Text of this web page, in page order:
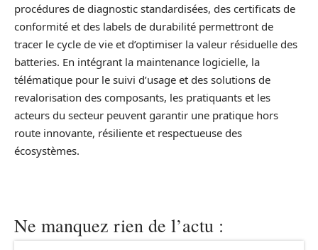
procédures de diagnostic standardisées, des certificats de
conformité et des labels de durabilité permettront de
tracer le cycle de vie et d’optimiser la valeur résiduelle des
batteries. En intégrant la maintenance logicielle, la
télématique pour le suivi d’usage et des solutions de
revalorisation des composants, les pratiquants et les
acteurs du secteur peuvent garantir une pratique hors
route innovante, résiliente et respectueuse des
écosystèmes.
Ne manquez rien de l’actu :